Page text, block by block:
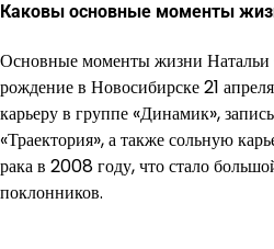
Каковы основные моменты
Основные моменты жизни
рождение в Новосибирске 21
карьеру в группе «Динамик»,
«Траектория», а также сольную
рака в 2008 году, что стало
поклонников.